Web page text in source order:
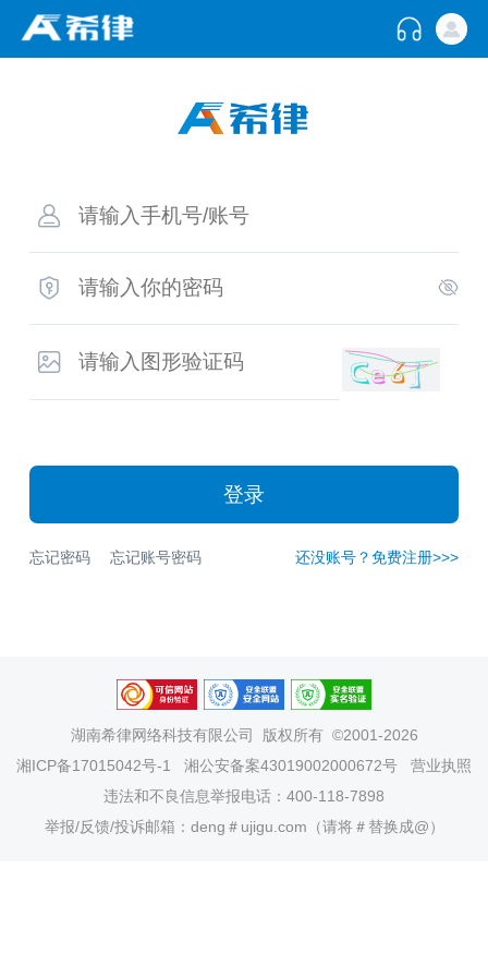
登录
忘记密码 忘记账号密码 还没账号？免费注册>>>
湖南希律网络科技有限公司
版权所有 ©2001-2026
湘ICP备17015042号-1
湘公安备案43019002000672号
营业执照
违法和不良信息举报电话：400-118-7898
举报/反馈/投诉邮箱：deng＃ujigu.com（请将＃替换成@）